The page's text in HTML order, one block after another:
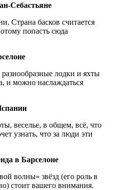
Себастьяне
Страна басков считается
попасть сюда
лодки и яхты
и можно наслаждаться
веселье, в общем, всё, что
узнать, что за люди эти
в Барселоне
волны» звёзд (его роль в
стоит вашего внимания.